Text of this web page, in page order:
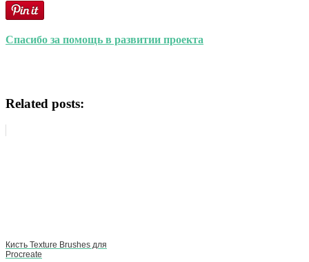
Спасибо за помощь в развитии проекта
Related posts:
Кисть Texture Brushes для
Procreate